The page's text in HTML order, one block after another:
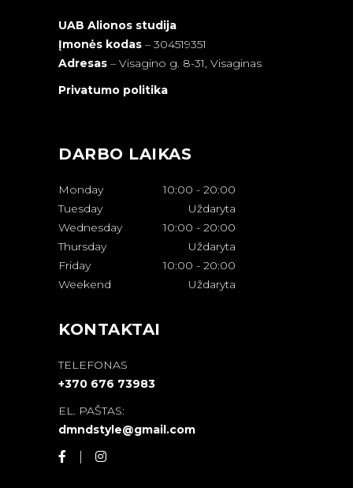
UAB Alionos studija
Įmonės kodas – 304519351
Adresas – Visagino g. 8-31, Visaginas
Privatumo politika
DARBO LAIKAS
Monday 10:00 - 20:00
Tuesday
Uždaryta
Wednesday
10:00 - 20:00
Thursday
Uždaryta
Friday
10:00 - 20:00
Weekend
Uždaryta
KONTAKTAI
TELEFONAS
+370 676 73983
EL. PAŠTAS:
dmndstyle@gmail.com